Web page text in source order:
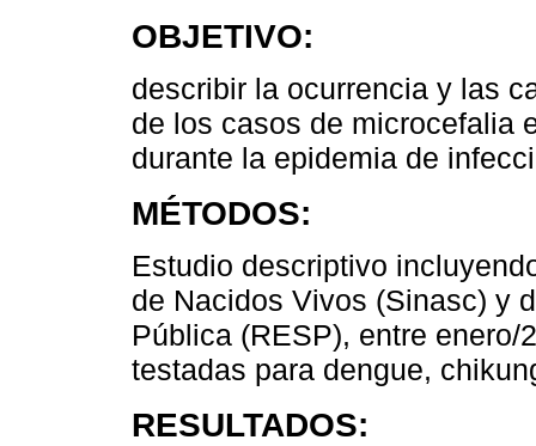
OBJETIVO:
describir la ocurrencia y las
de los casos de microcefalia
durante la epidemia de
MÉTODOS:
Estudio descriptivo
de Nacidos Vivos (Sinasc) y
Pública (RESP), entre
testadas para dengue,
RESULTADOS: